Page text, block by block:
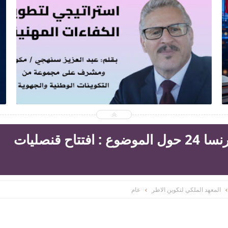
2026-04-25
أخبار الشبيبة والرياضة
شاهد الموضوع
الدكتور طارق أتلاتي على قناة فرنسا 24 حول الموضوع : افتتاح قنصليات
المعهد الملكي لتكوين الاطر عام